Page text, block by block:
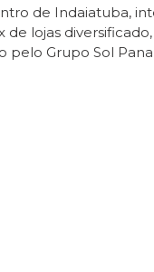
de Indaiatuba,
lojas
pelo Grupo Sol